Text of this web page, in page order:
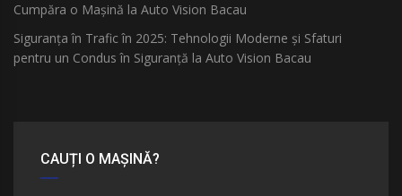
Cumpăra o Mașină la Auto Vision Bacau
Siguranța în Trafic în 2025: Tehnologii Moderne și Sfaturi
pentru un Condus în Siguranță la Auto Vision Bacau
CAUȚI O MAȘINĂ?